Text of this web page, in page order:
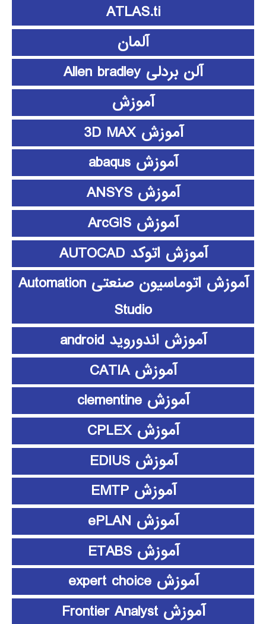
ATLAS.ti
آلمان
آلن بردلی Allen bradley
آموزش
آموزش 3D MAX
آموزش abaqus
آموزش ANSYS
آموزش ArcGIS
آموزش اتوکد AUTOCAD
آموزش اتوماسیون صنعتی Automation
Studio
آموزش اندوروید android
آموزش CATIA
آموزش clementine
آموزش CPLEX
آموزش EDIUS
آموزش EMTP
آموزش ePLAN
آموزش ETABS
آموزش expert choice
آموزش Frontier Analyst